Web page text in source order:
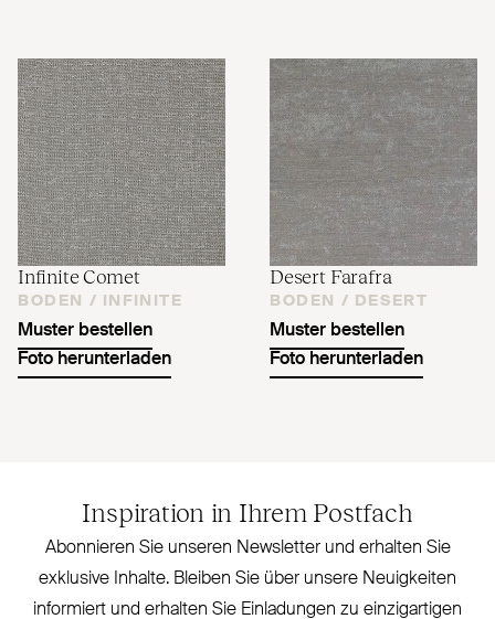
Infinite Comet
BODEN / INFINITE
Muster bestellen
Foto herunterladen
Desert Farafra
BODEN / DESERT
Muster bestellen
Foto herunterladen
Inspiration in Ihrem Postfach
Abonnieren Sie unseren Newsletter und erhalten Sie
exklusive Inhalte. Bleiben Sie über unsere Neu­igkeiten
informiert und erhalten Sie Ein­ladungen zu ein­zig­artigen